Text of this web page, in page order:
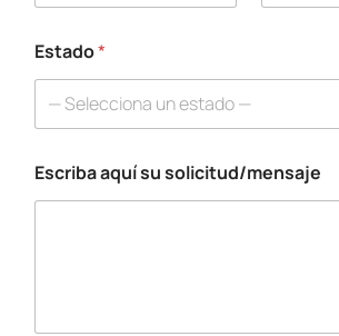
*
Estado*
— Selecciona un estado —
Escriba aquí su solicitud/mensaje